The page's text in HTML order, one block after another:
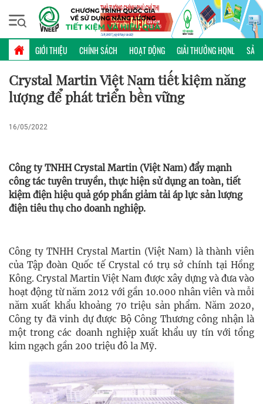
GIỚI THIỆU CHÍNH SÁCH HOẠT ĐỘNG GIẢI THƯỞNG HQNL SẢN
Thứ sáu, 07/08/2026 | 16:00 GMT+7
ĐIỂN HÌNH
Crystal Martin Việt Nam tiết kiệm năng
lượng để phát triển bền vững
16/05/2022
Công ty TNHH Crystal Martin (Việt Nam) đẩy mạnh
công tác tuyên truyền, thực hiện sử dụng an toàn, tiết
kiệm điện hiệu quả góp phần giảm tải áp lực sản lượng
điện tiêu thụ cho doanh nghiệp.
Công ty TNHH Crystal Martin (Việt Nam) là thành viên
của Tập đoàn Quốc tế Crystal có trụ sở chính tại Hồng
Kông. Crystal Martin Việt Nam được xây dựng và đưa vào
hoạt động từ năm 2012 với gần 10.000 nhân viên và mỗi
năm xuất khẩu khoảng 70 triệu sản phẩm. Năm 2020,
Công ty đã vinh dự được Bộ Công Thương công nhận là
một trong các doanh nghiệp xuất khẩu uy tín với tổng
kim ngạch gần 200 triệu đô la Mỹ.